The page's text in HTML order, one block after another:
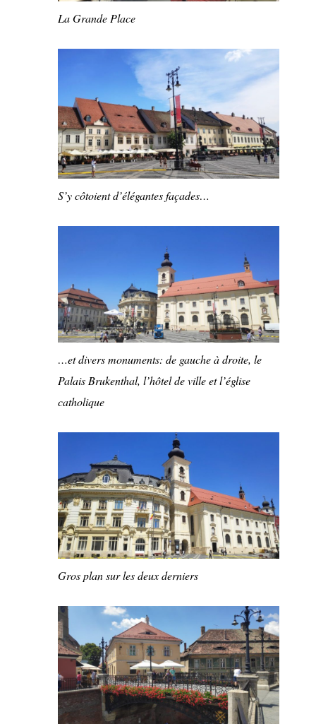
La Grande Place
S’y côtoient d’élégantes façades…
…et divers monuments: de gauche à droite, le
Palais Brukenthal, l’hôtel de ville et l’église
catholique
Gros plan sur les deux derniers